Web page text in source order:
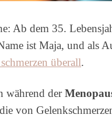
Ab dem 35.
ist Maja, und als
überall.
während der
von